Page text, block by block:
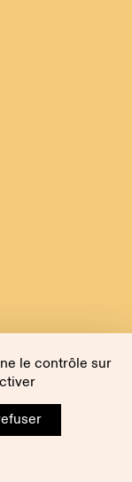
le contrôle sur